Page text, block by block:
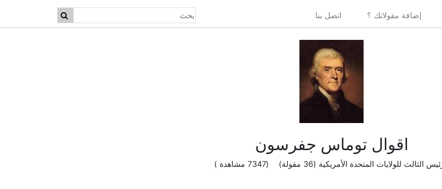
إضافة مقولاتك ؟ اتصل بنا
اقوال توماس جفرسون
الثالث للولايات المتحدة الأمريكية (36 مقولة) (7347 مشاهدة )